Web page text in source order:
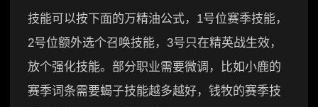
技能可以按下面的万精油公式，1号位赛季技能，
2号位额外选个召唤技能，3号只在精英战生效，
放个强化技能。部分职业需要微调，比如小鹿的
赛季词条需要蝎子技能越多越好，钱牧的赛季技